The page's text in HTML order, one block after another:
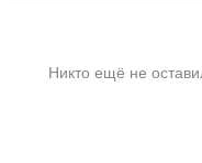
Никто ещё не